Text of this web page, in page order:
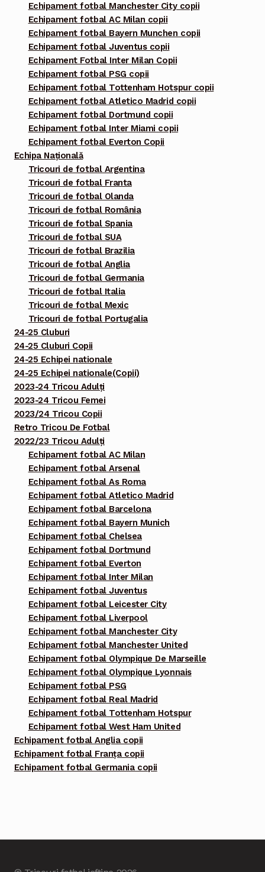
Echipament fotbal Manchester City copii
Echipament fotbal AC Milan copii
Echipament fotbal Bayern Munchen copii
Echipament fotbal Juventus copii
Echipament Fotbal Inter Milan Copii
Echipament fotbal PSG copii
Echipament fotbal Tottenham Hotspur copii
Echipament fotbal Atletico Madrid copii
Echipament fotbal Dortmund copii
Echipament fotbal Inter Miami copii
Echipament fotbal Everton Copii
Echipa Națională
Tricouri de fotbal Argentina
Tricouri de fotbal Franta
Tricouri de fotbal Olanda
Tricouri de fotbal România
Tricouri de fotbal Spania
Tricouri de fotbal SUA
Tricouri de fotbal Brazilia
Tricouri de fotbal Anglia
Tricouri de fotbal Germania
Tricouri de fotbal Italia
Tricouri de fotbal Mexic
Tricouri de fotbal Portugalia
24-25 Cluburi
24-25 Cluburi Copii
24-25 Echipei nationale
24-25 Echipei nationale(Copii)
2023-24 Tricou Adulți
2023-24 Tricou Femei
2023/24 Tricou Copii
Retro Tricou De Fotbal
2022/23 Tricou Adulți
Echipament fotbal AC Milan
Echipament fotbal Arsenal
Echipament fotbal As Roma
Echipament fotbal Atletico Madrid
Echipament fotbal Barcelona
Echipament fotbal Bayern Munich
Echipament fotbal Chelsea
Echipament fotbal Dortmund
Echipament fotbal Everton
Echipament fotbal Inter Milan
Echipament fotbal Juventus
Echipament fotbal Leicester City
Echipament fotbal Liverpool
Echipament fotbal Manchester City
Echipament fotbal Manchester United
Echipament fotbal Olympique De Marseille
Echipament fotbal Olympique Lyonnais
Echipament fotbal PSG
Echipament fotbal Real Madrid
Echipament fotbal Tottenham Hotspur
Echipament fotbal West Ham United
Echipament fotbal Anglia copii
Echipament fotbal Franța copii
Echipament fotbal Germania copii